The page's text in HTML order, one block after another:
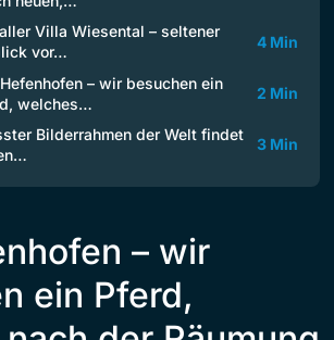
Villa Wiesental – seltener
vor…
4 Min
– wir besuchen ein
welches…
2 Min
Bilderrahmen der Welt findet
3 Min
– wir
ein Pferd,